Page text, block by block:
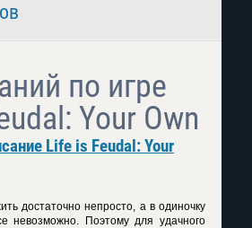
по игре
Your Own
Life is Feudal: Your
достаточно непросто, а в одиночку
невозможно. Поэтому для удачного